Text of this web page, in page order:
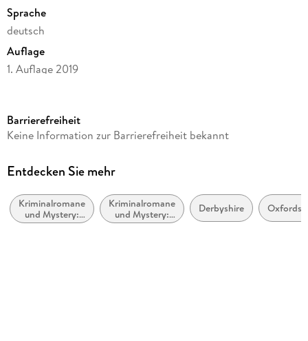
Sprache
deutsch
Auflage
1. Auflage 2019
Altersempfehlung
Reihe
Autor/Autorin
Matthew Costello, Neil Richards
Barrierefreiheit
Keine Information zur Barrierefreiheit bekannt
Entdecken Sie mehr
Kriminalromane
und Mystery:
Cosy Mystery
Kriminalromane
und Mystery:
weibliche
Derbyshire